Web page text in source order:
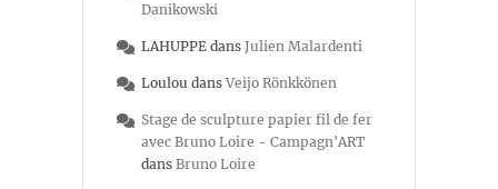
Danikowski
LAHUPPE dans Julien Malardenti
Loulou dans Veijo Rönkkönen
Stage de sculpture papier fil de fer
avec Bruno Loire - Campagn'ART
dans Bruno Loire